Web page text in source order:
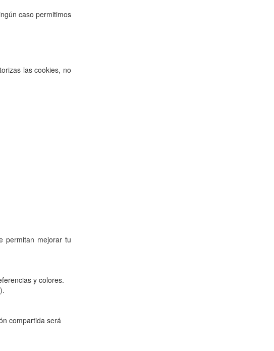
caso permitimos
las cookies, no
permitan mejorar tu
y colores.
compartida será